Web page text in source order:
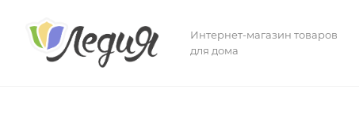
Интернет-магазин товаров
для дома